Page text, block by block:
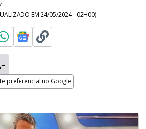
EM 24/05/2024 - 02H00)
preferencial no Google